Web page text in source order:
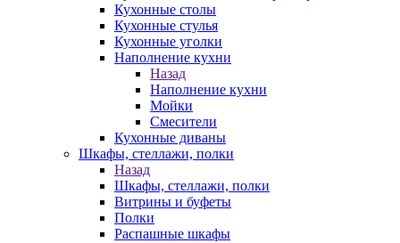
Кухонные столы
Кухонные стулья
Кухонные уголки
Наполнение кухни
Назад
Наполнение кухни
Мойки
Смесители
Кухонные диваны
Шкафы, стеллажи, полки
Назад
Шкафы, стеллажи, полки
Витрины и буфеты
Полки
Распашные шкафы